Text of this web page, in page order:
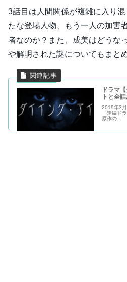
3話目は人間関係が複雑に入り
たな登場人物、もう一人の加害
者なのか？また、成美はどうな
や解明された謎についてもまと
ドラマ
トと全
2019年3
「連続ド
原作の...